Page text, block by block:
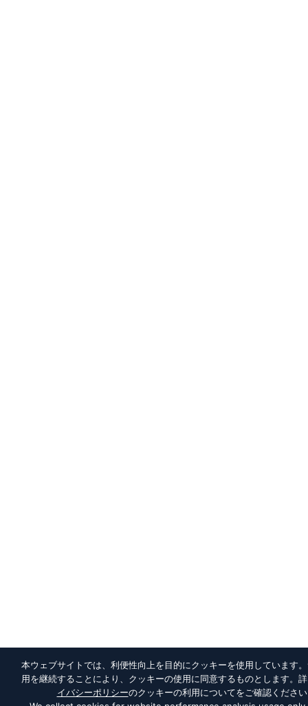
本ウェブサイトでは、利便性向上を目的にクッキーを使用しています
用を継続することにより、クッキーの使用に同意するものとします。
イバシーポリシーのクッキーの利用についてをご確認くださ